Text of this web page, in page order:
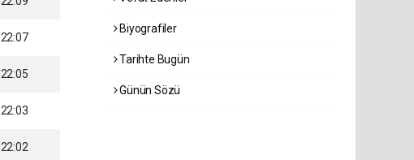
22:07
22:05
22:03
22:02
Biyografiler
Tarihte Bugün
Günün Sözü